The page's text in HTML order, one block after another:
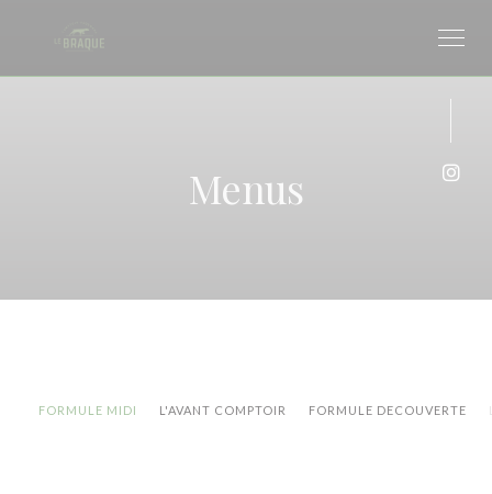
Menus
FORMULE MIDI L'AVANT COMPTOIR FORMULE DECOUVERTE